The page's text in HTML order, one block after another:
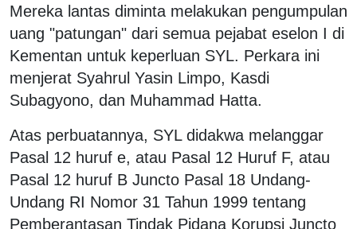
Mereka lantas diminta melakukan pengumpulan
uang "patungan" dari semua pejabat eselon I di
Kementan untuk keperluan SYL. Perkara ini
menjerat Syahrul Yasin Limpo, Kasdi
Subagyono, dan Muhammad Hatta.
Atas perbuatannya, SYL didakwa melanggar
Pasal 12 huruf e, atau Pasal 12 Huruf F, atau
Pasal 12 huruf B Juncto Pasal 18 Undang-
Undang RI Nomor 31 Tahun 1999 tentang
Pemberantasan Tindak Pidana Korupsi Juncto